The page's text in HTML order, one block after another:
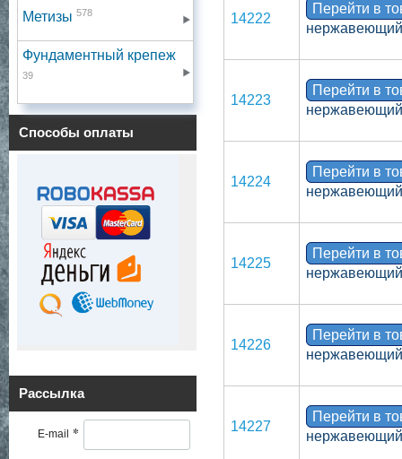
Метизы 578
Фундаментный крепеж
39
Способы оплаты
Рассылка
E-mail *
14222
Перейти в
14223
Перейти в
14224
Перейти в
14225
Перейти в
14226
Перейти в
14227
Перейти в